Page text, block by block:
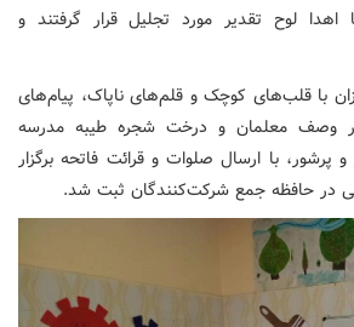
اهدا لوح تقدیر مورد تجلیل قرار گرفتند و
با قلب‌های کوچک و قلم‌های ناپاک، پیام‌های
وصف معلمان و درخت شجره طیبه مدرسه
پرشور، با ارسال صلوات و قرائت فاتحه برگزار
در حافظه جمع شرکت‌کنندگان ثبت شد.